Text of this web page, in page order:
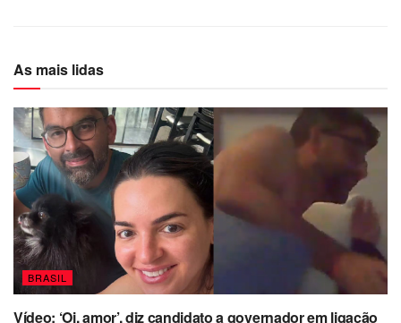
As mais lidas
BRASIL
Vídeo: ‘Oi, amor’, diz candidato a governador em ligação